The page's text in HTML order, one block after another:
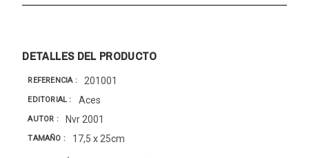
DETALLES DEL PRODUCTO
REFERENCIA 201001
EDITORIAL Aces
AUTOR Nvr 2001
TAMAÑO 17,5 x 25cm